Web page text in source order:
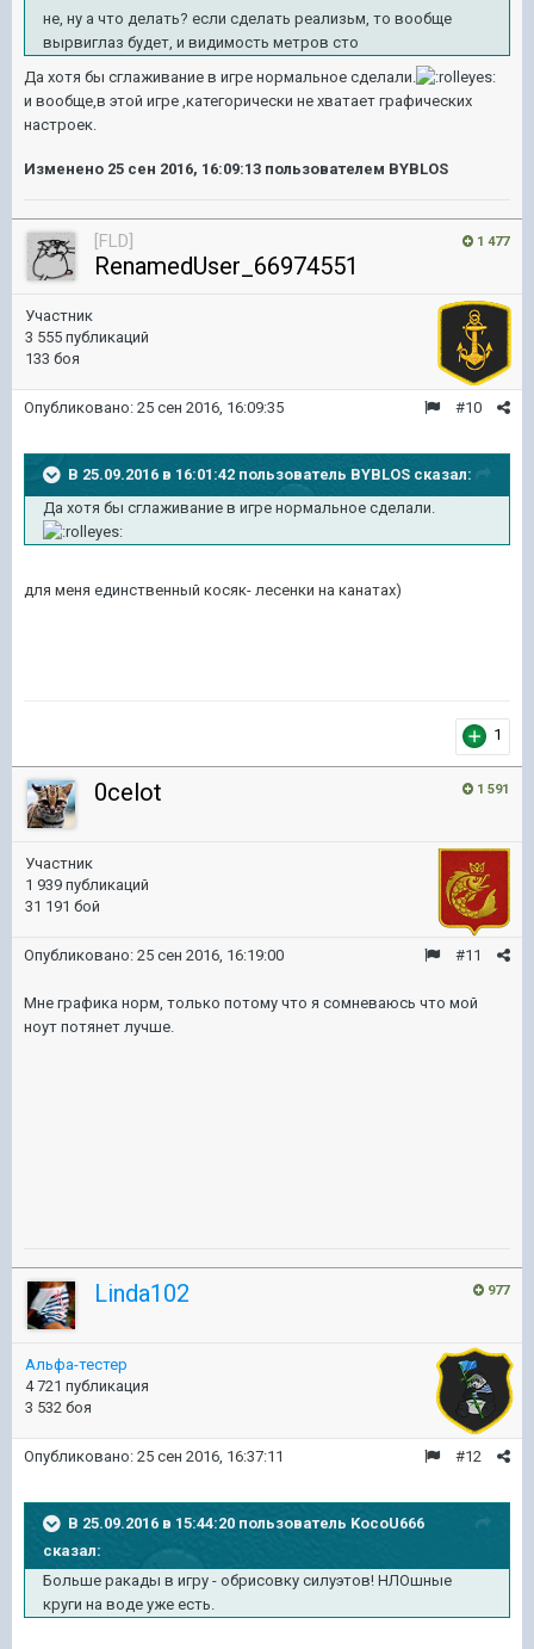
не, ну а что делать? если сделать реализьм, то вообще
вырвиглаз будет, и видимость метров сто
Да хотя бы сглаживание в игре нормальное сделали.
и вообще,в этой игре ,категорически не хватает графических
настроек.
Изменено 25 сен 2016, 16:09:13 пользователем BYBLOS
1 477
[FLD]
RenamedUser_66974551
Участник
3 555 публикаций
133 боя
#10
Опубликовано: 25 сен 2016, 16:09:35
В 25.09.2016 в 16:01:42 пользователь BYBLOS сказал:
Да хотя бы сглаживание в игре нормальное сделали.
для меня единственный косяк- лесенки на канатах)
1
1 591
0celot
Участник
1 939 публикаций
31 191 бой
#11
Опубликовано: 25 сен 2016, 16:19:00
Мне графика норм, только потому что я сомневаюсь что мой
ноут потянет лучше.
977
Linda102
Альфа-тестер
4 721 публикация
3 532 боя
#12
Опубликовано: 25 сен 2016, 16:37:11
В 25.09.2016 в 15:44:20 пользователь KocoU666
сказал:
Больше ракады в игру - обрисовку силуэтов! НЛОшные
круги на воде уже есть.